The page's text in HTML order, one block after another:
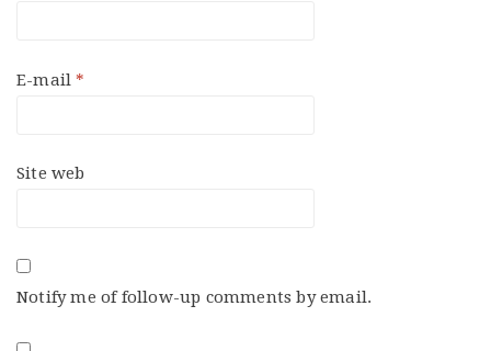
E-mail *
Site web
Notify me of follow-up comments by email.